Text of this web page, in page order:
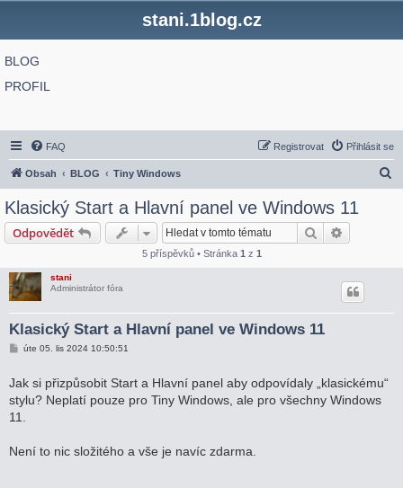
stani.1blog.cz
BLOG
PROFIL
FAQ Přihlásit se
Registrovat
Obsah BLOG Tiny Windows
Klasický Start a Hlavní panel ve Windows 11
Odpovědět Hledat
5 příspěvků • Stránka 1 z 1
stani
Administrátor fóra
Klasický Start a Hlavní panel ve Windows 11
P
s
p
ě
v
e
úte 05. lis 2024 10:50:51
Jak si přizpůsobit Start a Hlavní panel aby odpovídaly „klasickému“
stylu? Neplatí pouze pro Tiny Windows, ale pro všechny Windows
11.
Není to nic složitého a vše je navíc zdarma.